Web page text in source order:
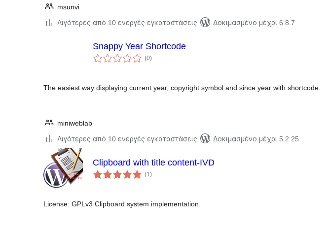
msunvi
Λιγότερες από 10 ενεργές εγκαταστάσεις
Δοκιμασμένο μέχρι 6.8.7
Snappy Year Shortcode
(0αξιολογήσεις
σύνολο
)
The easiest way displaying current year, copyright symbol and since year with shortcode.
miniweblab
Λιγότερες από 10 ενεργές εγκαταστάσεις
Δοκιμασμένο μέχρι 5.2.25
Clipboard with title content-IVD
(1αξιολογήσεις
σύνολο
)
License: GPLv3 Clipboard system implementation.